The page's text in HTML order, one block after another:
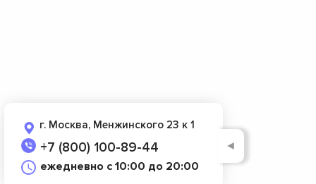
г. Москва, Менжинского 23 к 1
+7 (800) 100-89-44
ежедневно с 10:00 до 20:00
◄